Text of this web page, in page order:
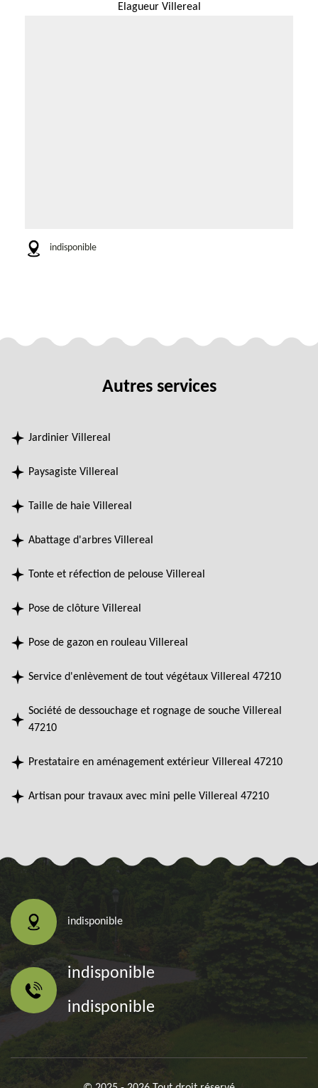
Elagueur Villereal
indisponible
Autres services
Jardinier Villereal
Paysagiste Villereal
Taille de haie Villereal
Abattage d'arbres Villereal
Tonte et réfection de pelouse Villereal
Pose de clôture Villereal
Pose de gazon en rouleau Villereal
Service d'enlèvement de tout végétaux Villereal 47210
Société de dessouchage et rognage de souche Villereal
47210
Prestataire en aménagement extérieur Villereal 47210
Artisan pour travaux avec mini pelle Villereal 47210
indisponible
indisponible
indisponible